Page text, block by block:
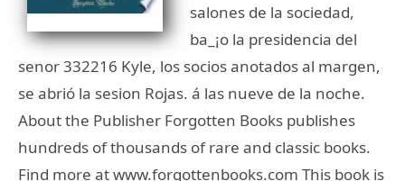
salones de la sociedad,
ba_¡o la presidencia del
senor 332216 Kyle, los socios anotados al margen,
se abrió la sesion Rojas. á las nueve de la noche.
About the Publisher Forgotten Books publishes
hundreds of thousands of rare and classic books.
Find more at www.forgottenbooks.com This book is